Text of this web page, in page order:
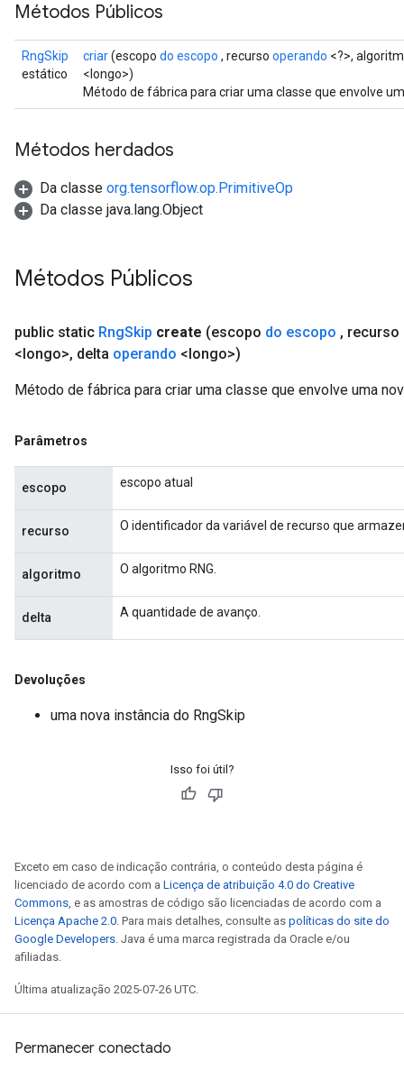
Métodos Públicos
RngSkip
estático
criar(escopo do escopo , recurso operando <?>,
<longo>)
Método de fábrica para criar uma classe que envolve
Métodos herdados
Da classe org.tensorflow.op.PrimitiveOp
Da classe java.lang.Object
Métodos Públicos
public static RngSkip create (escopo do escopo , recurso
<longo>, delta operando <longo>)
Método de fábrica para criar uma classe que envolve uma
Parâmetros
escopo escopo atual
recurso O identificador da variável de recurso que
algoritmo O algoritmo RNG.
delta A quantidade de avanço.
Devoluções
uma nova instância do RngSkip
Isso foi útil?
Exceto em caso de indicação contrária, o conteúdo desta página é
licenciado de acordo com a Licença de atribuição 4.0 do Creative
Commons, e as amostras de código são licenciadas de acordo com a
Licença Apache 2.0. Para mais detalhes, consulte as políticas do site do
Google Developers. Java é uma marca registrada da Oracle e/ou
afiliadas.
Última atualização 2025-07-26 UTC.
Permanecer conectado